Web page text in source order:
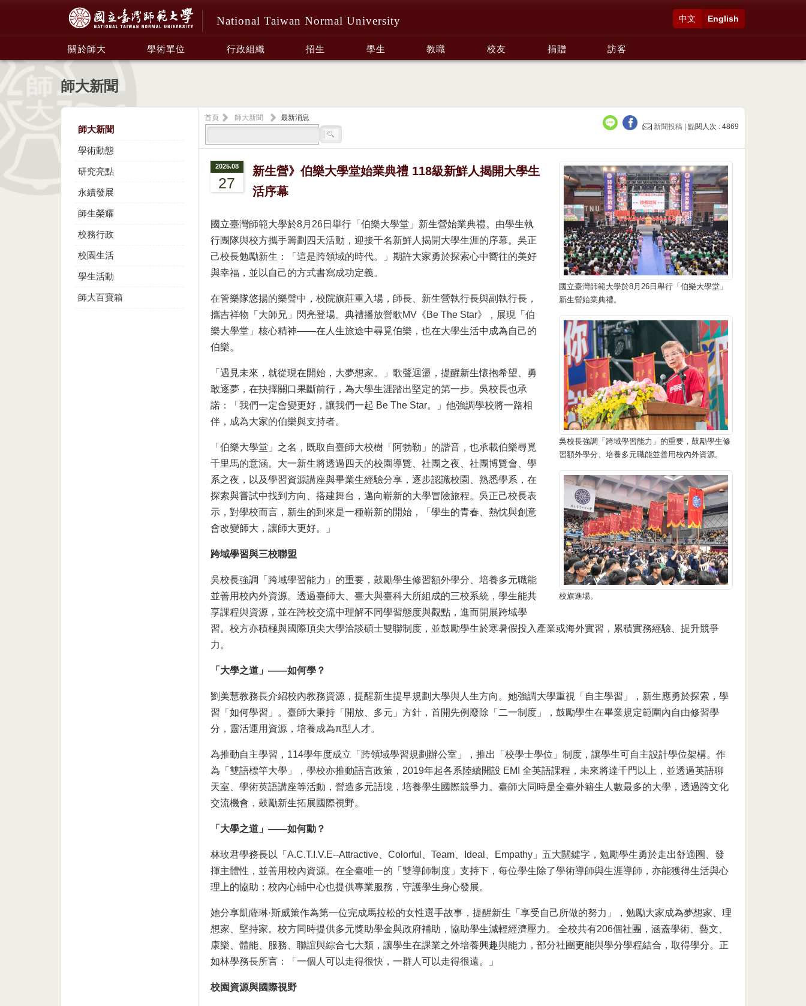
National Taiwan Normal University English
中文
關於師大 學術單位 行政組織 招生 學生 教職 校友 捐贈 訪客
師大新聞
師大新聞
學術動態
研究亮點
永續發展
師生榮耀
校務行政
校園生活
學生活動
師大百寶箱
首頁 師大新聞
最新消息
新聞投稿 |點閱人次 : 4869
國立臺灣師範大學於8月26日舉行「伯樂大學堂」
新生營始業典禮。
吳校長強調「跨域學習能力」的重要，鼓勵學生修
習額外學分、培養多元職能並善用校內外資源。
校旗進場。
2025.08
27
新生營》伯樂大學堂始業典禮 118級新鮮人揭開大學生
活序幕
國立臺灣師範大學於8月26日舉行「伯樂大學堂」新生營始業典禮。由學生執
行團隊與校方攜手籌劃四天活動，迎接千名新鮮人揭開大學生涯的序幕。吳正
己校長勉勵新生：「這是跨領域的時代。」期許大家勇於探索心中嚮往的美好
與幸福，並以自己的方式書寫成功定義。
在管樂隊悠揚的樂聲中，校院旗莊重入場，師長、新生營執行長與副執行長，
攜吉祥物「大師兄」閃亮登場。典禮播放營歌MV《Be The Star》，展現「伯
樂大學堂」核心精神——在人生旅途中尋覓伯樂，也在大學生活中成為自己的
伯樂。
「遇見未來，就從現在開始，大夢想家。」歌聲迴盪，提醒新生懷抱希望、勇
敢逐夢，在抉擇關口果斷前行，為大學生涯踏出堅定的第一步。吳校長也承
諾：「我們一定會變更好，讓我們一起 Be The Star。」他強調學校將一路相
伴，成為大家的伯樂與支持者。
「伯樂大學堂」之名，既取自臺師大校樹「阿勃勒」的諧音，也承載伯樂尋覓
千里馬的意涵。大一新生將透過四天的校園導覽、社團之夜、社團博覽會、學
系之夜，以及學習資源講座與畢業生經驗分享，逐步認識校園、熟悉學系，在
探索與嘗試中找到方向、搭建舞台，邁向嶄新的大學冒險旅程。吳正己校長表
示，對學校而言，新生的到來是一種嶄新的開始，「學生的青春、熱忱與創意
會改變師大，讓師大更好。」
跨域學習與三校聯盟
吳校長強調「跨域學習能力」的重要，鼓勵學生修習額外學分、培養多元職能
並善用校內外資源。透過臺師大、臺大與臺科大所組成的三校系統，學生能共
享課程與資源，並在跨校交流中理解不同學習態度與觀點，進而開展跨域學
習。校方亦積極與國際頂尖大學洽談碩士雙聯制度，並鼓勵學生於寒暑假投入產業或海外實習，累積實務經驗、提升競爭
力。
「大學之道」——如何學？
劉美慧教務長介紹校內教務資源，提醒新生提早規劃大學與人生方向。她強調大學重視「自主學習」，新生應勇於探索，學
習「如何學習」。臺師大秉持「開放、多元」方針，首開先例廢除「二一制度」，鼓勵學生在畢業規定範圍內自由修習學
分，靈活運用資源，培養成為π型人才。
為推動自主學習，114學年度成立「跨領域學習規劃辦公室」，推出「校學士學位」制度，讓學生可自主設計學位架構。作
為「雙語標竿大學」，學校亦推動語言政策，2019年起各系陸續開設 EMI 全英語課程，未來將達千門以上，並透過英語聊
天室、學術英語講座等活動，營造多元語境，培養學生國際競爭力。臺師大同時是全臺外籍生人數最多的大學，透過跨文化
交流機會，鼓勵新生拓展國際視野。
「大學之道」——如何動？
林玫君學務長以「A.C.T.I.V.E--Attractive、Colorful、Team、Ideal、Empathy」五大關鍵字，勉勵學生勇於走出舒適圈、發
揮主體性，並善用校內資源。在全臺唯一的「雙導師制度」支持下，每位學生除了學術導師與生涯導師，亦能獲得生活與心
理上的協助；校內心輔中心也提供專業服務，守護學生身心發展。
她分享凱薩琳·斯威策作為第一位完成馬拉松的女性選手故事，提醒新生「享受自己所做的努力」，勉勵大家成為夢想家、理
想家、堅持家。校方同時提供多元獎助學金與政府補助，協助學生減輕經濟壓力。 全校共有206個社團，涵蓋學術、藝文、
康樂、體能、服務、聯誼與綜合七大類，讓學生在課業之外培養興趣與能力，部分社團更能與學分學程結合，取得學分。正
如林學務長所言：「一個人可以走得很快，一群人可以走得很遠。」
校園資源與國際視野